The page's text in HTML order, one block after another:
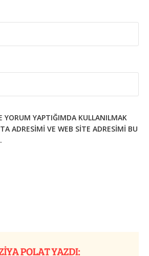
YORUM YAPTIĞIMDA KULLANILMAK
ADRESIMI VE WEB SITE ADRESIMI BU